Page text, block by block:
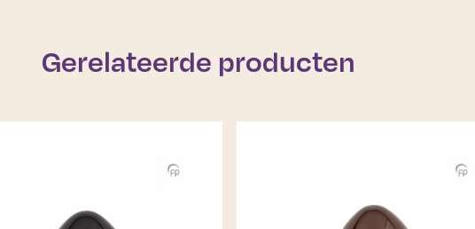
Gerelateerde producten